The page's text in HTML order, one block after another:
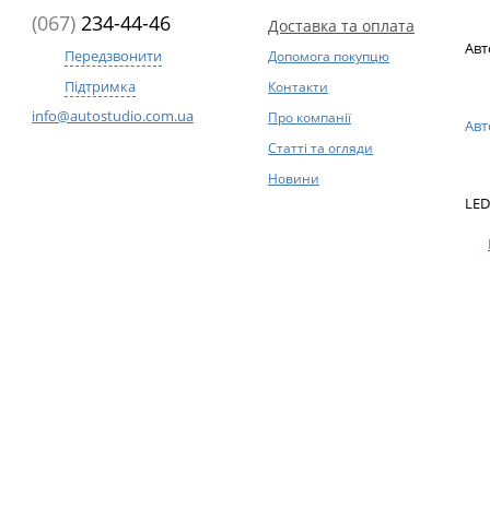
(067) 234-44-46
Передзвонити
Підтримка
info@autostudio.com.ua
Доставка та оплата
Допомога покупцю
Контакти
Про компанії
Статті та огляди
Новини